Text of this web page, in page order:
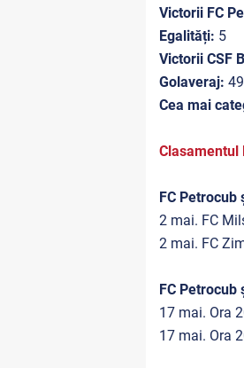
Victorii FC
Egalități: 5
Victorii CSF
Golaveraj:
Cea mai
Clasamentul
FC Petrocub
2 mai. FC
2 mai. FC
FC Petrocub
17 mai. Ora
17 mai. Ora